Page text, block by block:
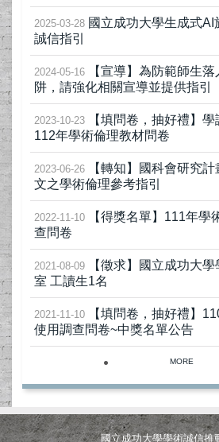
2025-03-28 國立成功大學生成式
誠信指引
2024-05-16
【宣導】為防範師生
阱，請強化相關宣導並提供指引
2023-10-23
【填問卷，抽好禮】
112年學術倫理教材問卷
2023-06-26
【轉知】國科會研究
文之學術倫理參考指引
2022-11-10
【得獎名單】111年學
查問卷
2021-08-09
【徵求】國立成功大
室 工讀生1名
2021-11-10
【填問卷，抽好禮】
使用調查問卷~中獎名單公告
MORE
國立成功大學學術誠信推